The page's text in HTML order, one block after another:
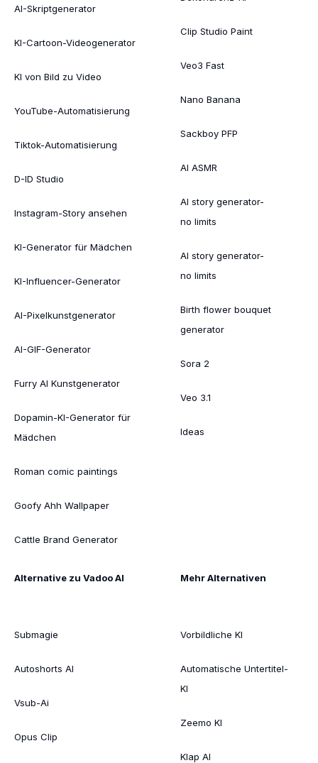
AI-Skriptgenerator
KI-Cartoon-Videogenerator
KI von Bild zu Video
YouTube-Automatisierung
Tiktok-Automatisierung
D-ID Studio
Instagram-Story ansehen
KI-Generator für Mädchen
KI-Influencer-Generator
AI-Pixelkunstgenerator
AI-GIF-Generator
Furry AI Kunstgenerator
Dopamin-KI-Generator für
Mädchen
Roman comic paintings
Goofy Ahh Wallpaper
Cattle Brand Generator
Clip Studio Paint
Veo3 Fast
Nano Banana
Sackboy PFP
AI ASMR
AI story generator-
no limits
AI story generator-
no limits
Birth flower bouquet
generator
Sora 2
Veo 3.1
Ideas
Alternative zu Vadoo AI
Submagie
Autoshorts AI
Vsub-Ai
Opus Clip
Mehr Alternativen
Vorbildliche KI
Automatische Untertitel-
KI
Zeemo KI
Klap AI